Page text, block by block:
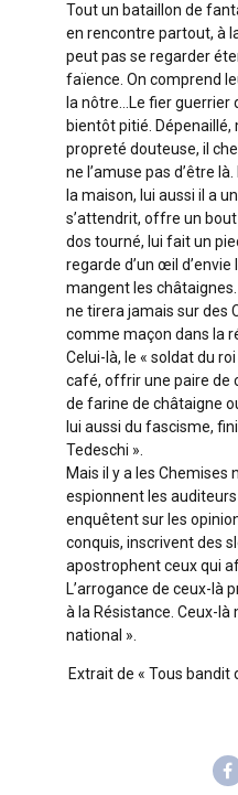
Tout un bataillon de
en rencontre partout, à
peut pas se regarder
faïence. On comprend
la nôtre…Le fier guerrier
bientôt pitié. Dépenaillé,
propreté douteuse, il
ne l’amuse pas d’être
la maison, lui aussi il a
s’attendrit, offre un
dos tourné, lui fait un
regarde d’un œil
mangent les
ne tirera jamais sur des
comme maçon dans la
Celui-là, le « soldat du
café, offrir une paire de
de farine de châtaigne
lui aussi du fascisme,
Tedeschi ».
Mais il y a les Chemises
espionnent les
enquêtent sur les
conquis, inscrivent des
apostrophent ceux qui
L’arrogance de ceux-là
à la Résistance. Ceux-là
national ».
Extrait de « Tous bandit